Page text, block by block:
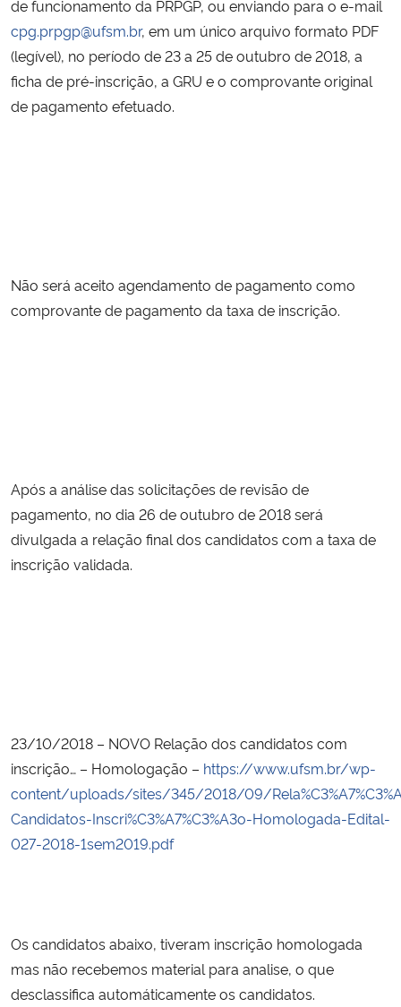
cpg.prpgp@ufsm.br, em um único arquivo formato PDF
(legível), no período de 23 a 25 de outubro de 2018, a
ficha de pré-inscrição, a GRU e o comprovante original
de pagamento efetuado.
Não será aceito agendamento de pagamento como
comprovante de pagamento da taxa de inscrição.
Após a análise das solicitações de revisão de
pagamento, no dia 26 de outubro de 2018 será
divulgada a relação final dos candidatos com a taxa de
inscrição validada.
23/10/2018 – NOVO Relação dos candidatos com
inscrição… – Homologação – https://www.ufsm.br/wp-
content/uploads/sites/345/2018/09/
Candidatos-Inscri%C3%A7%C3%A3o-Homologada-Edital-
027-2018-1sem2019.pdf
Os candidatos abaixo, tiveram inscrição homologada
mas não recebemos material para analise, o que
desclassifica automáticamente os candidatos.